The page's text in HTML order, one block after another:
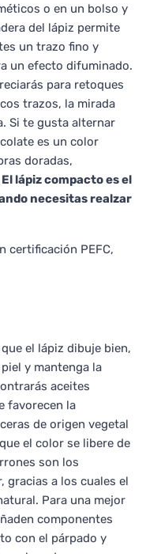
o en un bolso y
del lápiz permite
un trazo fino y
un efecto difuminado.
para retoques
trazos, la mirada
Si te gusta alternar
es un color
doradas,
El lápiz compacto es el
necesitas realzar
certificación PEFC,
el lápiz dibuje bien,
y mantenga la
aceites
favorecen la
de origen vegetal
el color se libere de
son los
gracias a los cuales el
Para una mejor
componentes
con el párpado y